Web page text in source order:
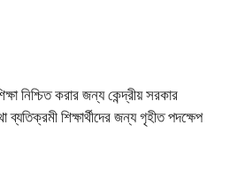
নিশ্চিত করার জন্য কেন্দ্রীয় সরকার
শিক্ষার্থীদের জন্য গৃহীত পদক্ষেপ